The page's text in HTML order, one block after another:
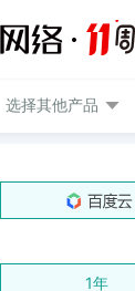
选择其他产品
1年